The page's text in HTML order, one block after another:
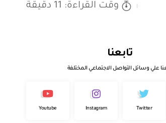
وقت القراءة: 11 دقيقة
تابعنا
علي وسائل التواصل الاجتماعي المختلفة
Twitter
Instagram
Youtube